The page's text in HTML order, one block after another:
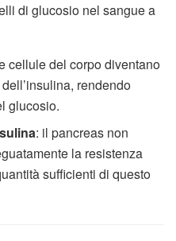
di glucosio nel sangue a
cellule del corpo diventano
rendendo
glucosio.
: il pancreas non
la resistenza
sufficienti di questo